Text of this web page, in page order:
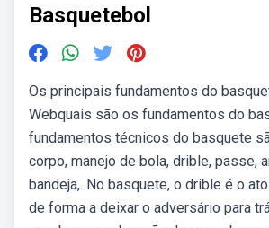
Basquetebol
Os principais fundamentos do
Webquais são os fundamentos do
fundamentos técnicos do basquete
corpo, manejo de bola, drible, passe,
bandeja,. No basquete, o drible é o
de forma a deixar o adversário para